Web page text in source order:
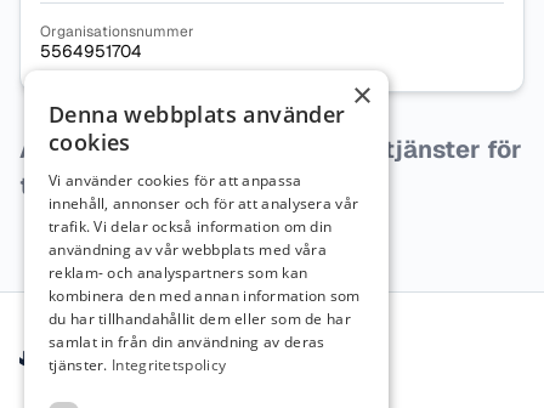
Organisationsnummer
5564951704
Arbetsgivaren har inga lediga tjänster för
tillfället.
Sidfot
×
Denna webbplats använder
cookies
Vi använder cookies för att anpassa
innehåll, annonser och för att analysera vår
trafik. Vi delar också information om din
användning av vår webbplats med våra
reklam- och analyspartners som kan
kombinera den med annan information som
du har tillhandahållit dem eller som de har
samlat in från din användning av deras
tjänster. Integritetspolicy